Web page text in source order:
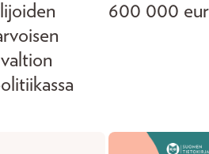
600 000